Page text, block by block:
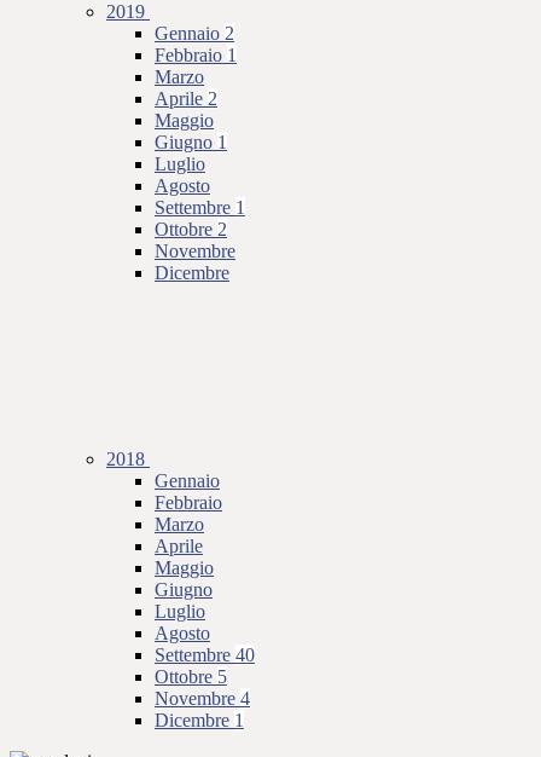
2019
Gennaio 2
Febbraio 1
Marzo
Aprile 2
Maggio
Giugno 1
Luglio
Agosto
Settembre 1
Ottobre 2
Novembre
Dicembre
2018
Gennaio
Febbraio
Marzo
Aprile
Maggio
Giugno
Luglio
Agosto
Settembre 40
Ottobre 5
Novembre 4
Dicembre 1